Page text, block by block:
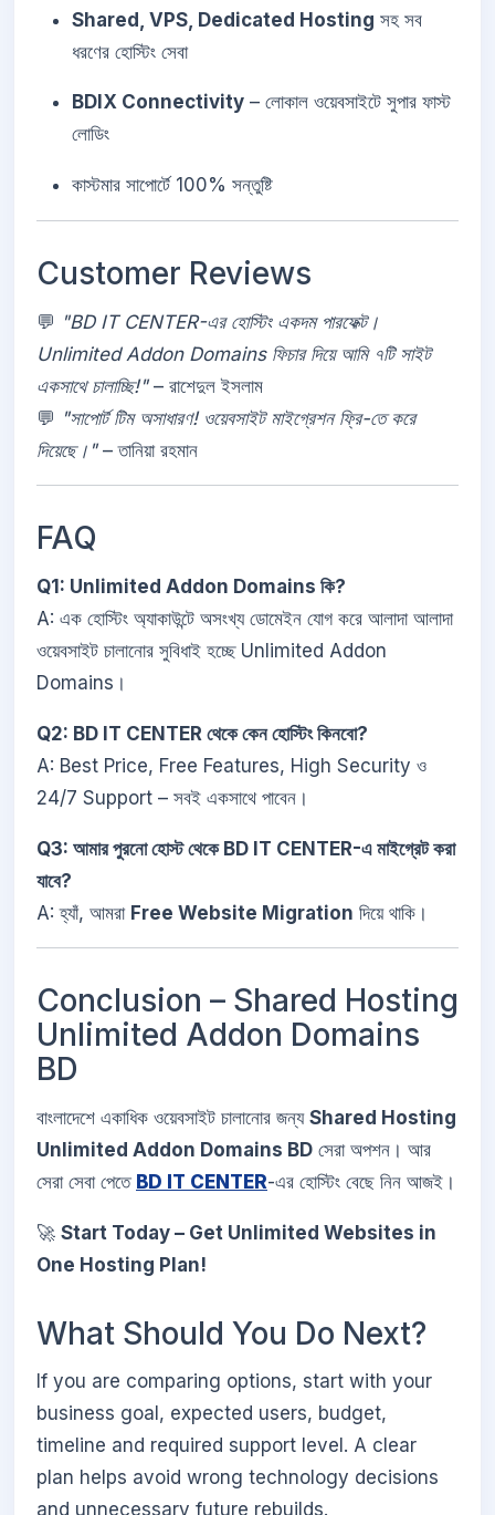
Shared, VPS, Dedicated Hosting সহ সব
ধরণের হোস্টিং সেবা
BDIX Connectivity – লোকাল ওয়েবসাইটে সুপার ফাস্ট
লোডিং
কাস্টমার সাপোর্টে 100% সন্তুষ্টি
Customer Reviews
💬 "BD IT CENTER-এর হোস্টিং একদম পারফেক্ট।
Unlimited Addon Domains ফিচার দিয়ে আমি ৭টি সাইট
একসাথে চালাচ্ছি!"– রাশেদুল ইসলাম
💬 "সাপোর্ট টিম অসাধারণ! ওয়েবসাইট মাইগ্রেশন ফ্রি-তে করে
দিয়েছে।"– তানিয়া রহমান
FAQ
Q1: Unlimited Addon Domains কি?
A: এক হোস্টিং অ্যাকাউন্টে অসংখ্য ডোমেইন যোগ করে আলাদা আলাদা
ওয়েবসাইট চালানোর সুবিধাই হচ্ছে Unlimited Addon
Domains।
Q2: BD IT CENTER থেকে কেন হোস্টিং কিনবো?
A: Best Price, Free Features, High Security ও
24/7 Support – সবই একসাথে পাবেন।
Q3: আমার পুরনো হোস্ট থেকে BD IT CENTER-এ মাইগ্রেট করা
যাবে?
A: হ্যাঁ, আমরা Free Website Migration দিয়ে থাকি।
Conclusion – Shared Hosting
Unlimited Addon Domains
BD
বাংলাদেশে একাধিক ওয়েবসাইট চালানোর জন্য Shared Hosting
Unlimited Addon Domains BD সেরা অপশন। আর
সেরা সেবা পেতে BD IT CENTER-এর হোস্টিং বেছে নিন আজই।
🚀 Start Today – Get Unlimited Websites in
One Hosting Plan!
What Should You Do Next?
If you are comparing options, start with your
business goal, expected users, budget,
timeline and required support level. A clear
plan helps avoid wrong technology decisions
and unnecessary future rebuilds.